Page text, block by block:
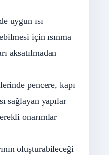
uygun ısı
için ısınma
aksatılmadan
pencere, kapı
sağlayan yapılar
onarımlar
oluşturabileceği